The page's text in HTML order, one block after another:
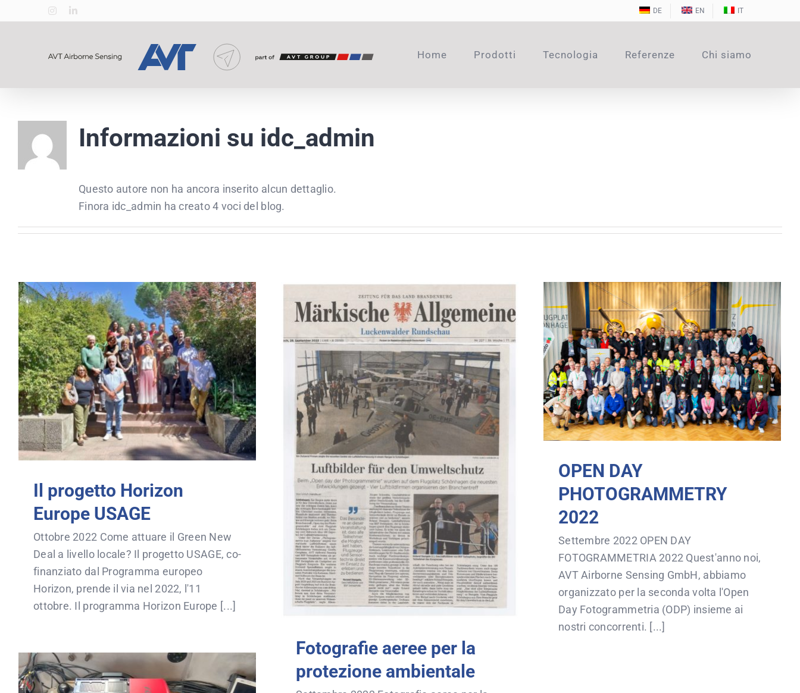
Inhalt
InstagramLinkedIn DE EN IT
Home Prodotti Tecnologia Referenze Chi siamo
Informazioni su idc_admin
Questo autore non ha ancora inserito alcun dettaglio.
Finora idc_admin ha creato 4 voci del blog.
Il progetto Horizon
Europe USAGE
Ottobre 2022 Come attuare il Green New
Deal a livello locale? Il progetto USAGE, co-
finanziato dal Programma europeo
Horizon, prende il via nel 2022, l'11
ottobre. Il programma Horizon Europe [...]
Fotografie aeree per la
protezione ambientale
OPEN DAY
PHOTOGRAMMETRY
2022
Settembre 2022 OPEN DAY
FOTOGRAMMETRIA 2022 Quest'anno noi,
AVT Airborne Sensing GmbH, abbiamo
organizzato per la seconda volta l'Open
Day Fotogrammetria (ODP) insieme ai
nostri concorrenti. [...]